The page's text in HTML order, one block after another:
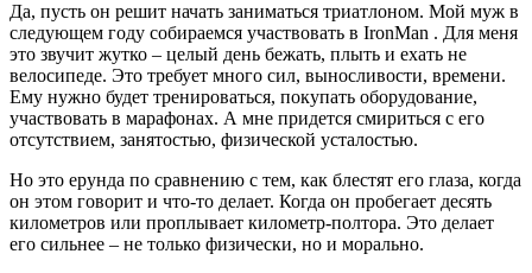
Да, пусть он решит начать заниматься триатлоном. Мой муж в
следующем году собираемся участвовать в IronMan . Для меня
это звучит жутко – целый день бежать, плыть и ехать не
велосипеде. Это требует много сил, выносливости, времени.
Ему нужно будет тренироваться, покупать оборудование,
участвовать в марафонах. А мне придется смириться с его
отсутствием, занятостью, физической усталостью.
Но это ерунда по сравнению с тем, как блестят его глаза, когда
он этом говорит и что-то делает. Когда он пробегает десять
километров или проплывает километр-полтора. Это делает
его сильнее – не только физически, но и морально.